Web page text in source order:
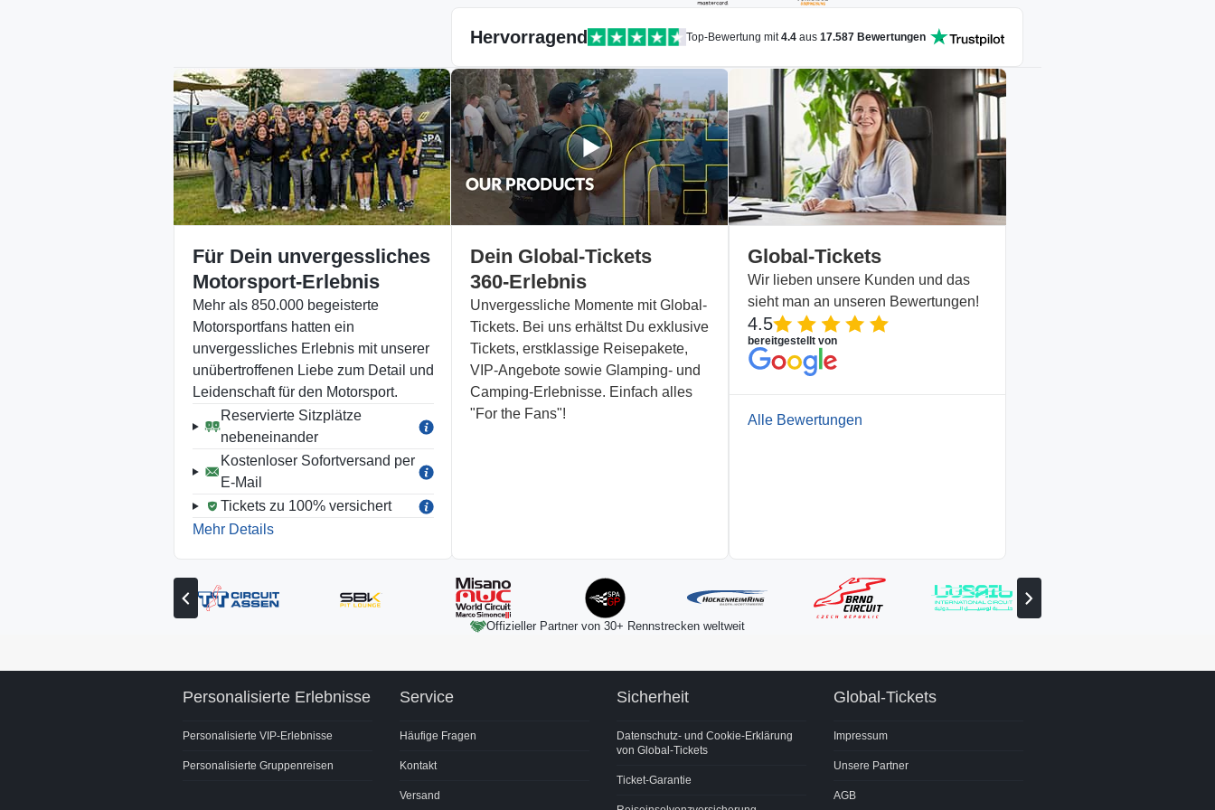
Hervorragend Top-Bewertung mit4.4 aus 17.587 Bewertungen
Für Dein unvergessliches
Motorsport-Erlebnis
Mehr als 850.000 begeisterte
Motorsportfans hatten ein
unvergessliches Erlebnis mit unserer
unübertroffenen Liebe zum Detail und
Leidenschaft für den Motorsport.
Reservierte Sitzplätze
nebeneinander
Kostenloser Sofortversand per
E-Mail
Tickets zu 100% versichert
Mehr Details
Dein Global-Tickets
360-Erlebnis
Unvergessliche Momente mit Global-
Tickets. Bei uns erhältst Du exklusive
Tickets, erstklassige Reisepakete,
VIP-Angebote sowie Glamping- und
Camping-Erlebnisse. Einfach alles
"For the Fans"!
Global-Tickets
Wir lieben unsere Kunden und das
sieht man an unseren Bewertungen!
4.5
bereitgestellt von
Alle Bewertungen
Vorherigen
Partner
Nächsten
Partner
Offizieller Partner von 30+ Rennstrecken weltweit
Personalisierte Erlebnisse
Personalisierte VIP-Erlebnisse
Personalisierte Gruppenreisen
Service
Häufige Fragen
Kontakt
Versand
Sicherheit
Datenschutz- und Cookie-Erklärung
von Global-Tickets
Ticket-Garantie
Global-Tickets
Impressum
Unsere Partner
AGB